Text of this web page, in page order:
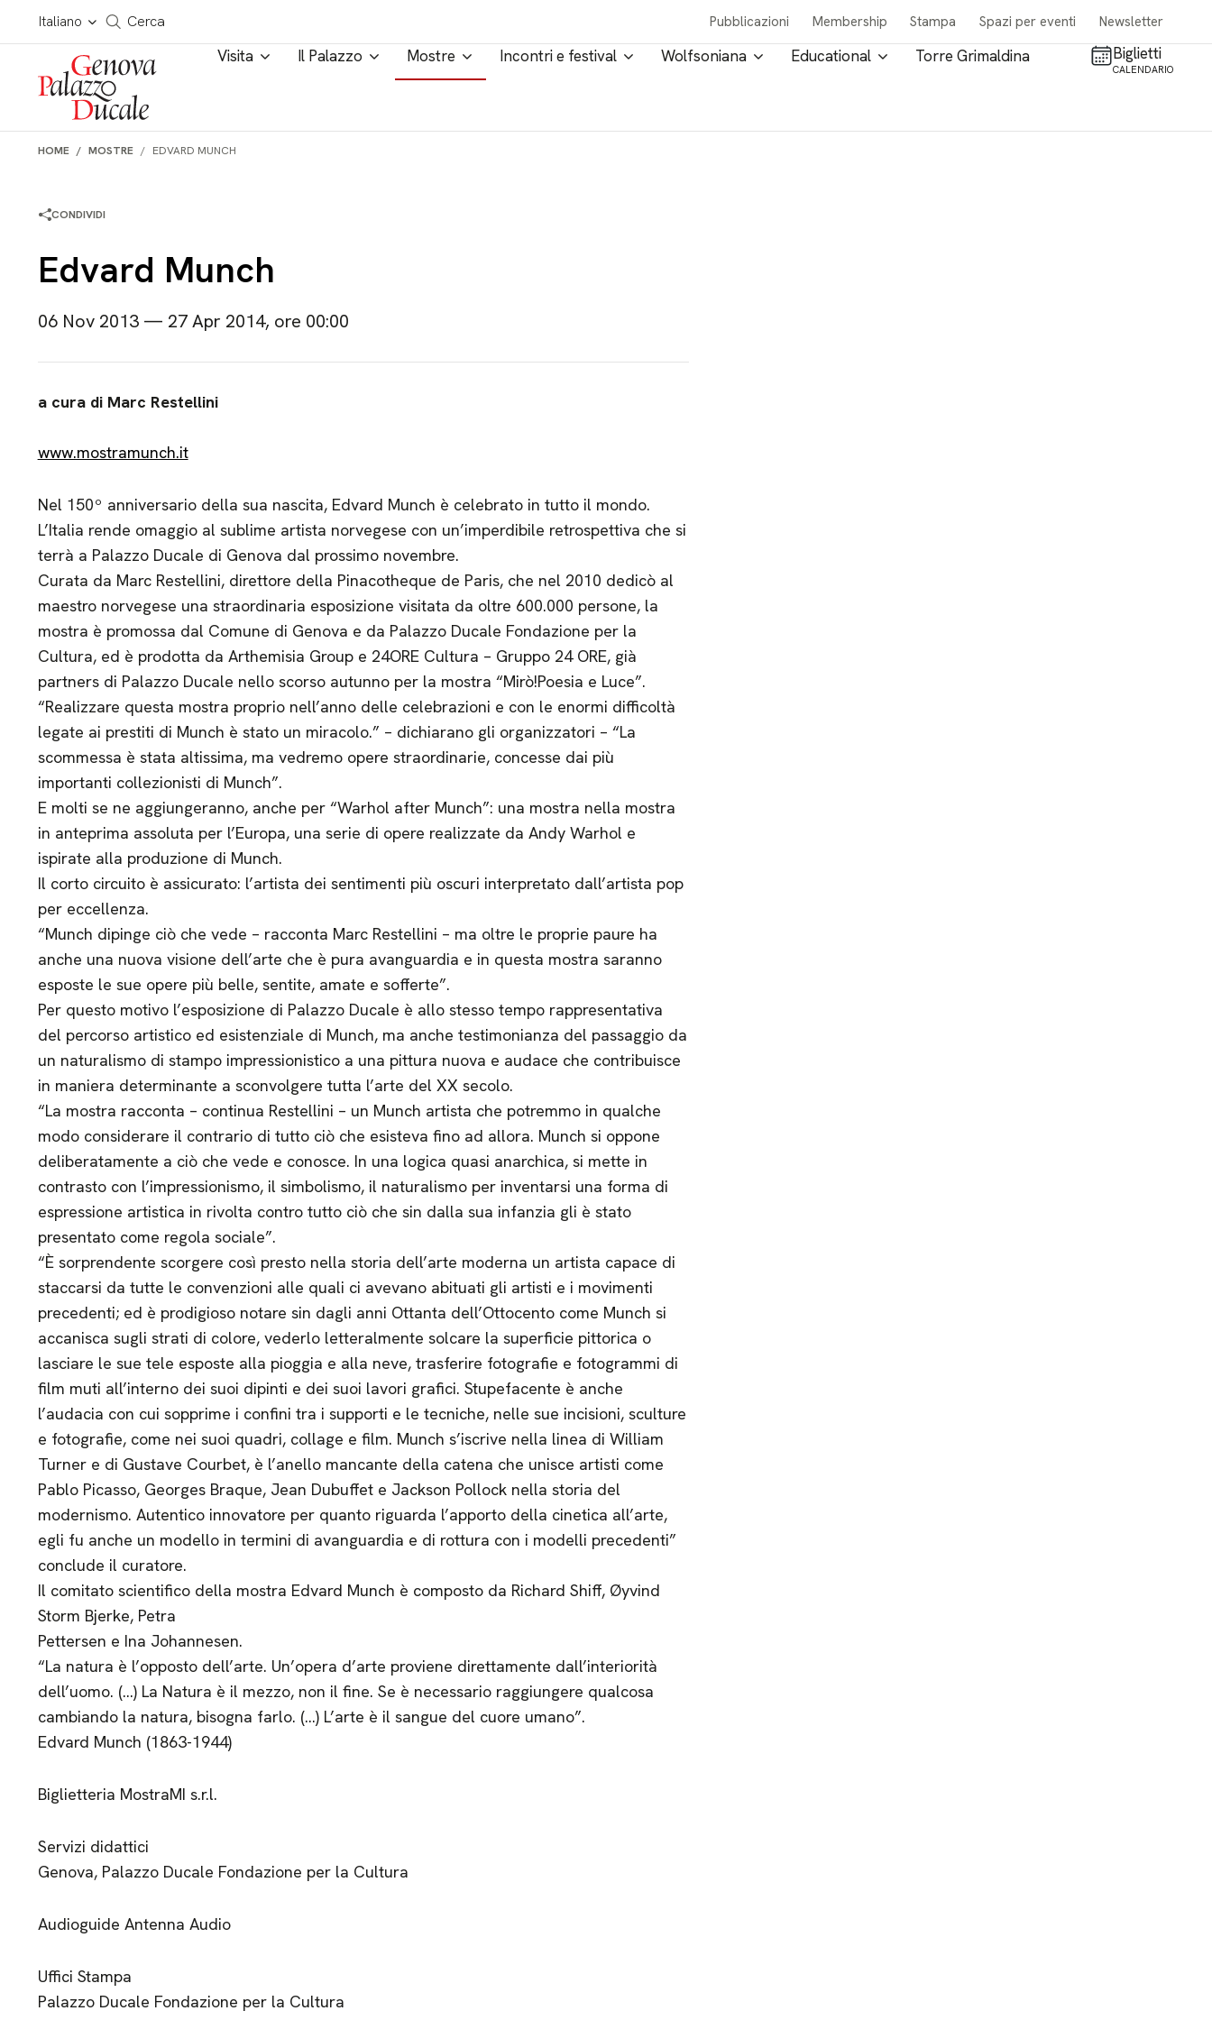
Salta al contenuto
Italiano
Cerca in tutto il sito
Cerca Pubblicazioni Membership Stampa Spazi per eventi Newsletter
Visita Il Palazzo Mostre Incontri e festival Wolfsoniana Educational Torre Grimaldina Biglietti
CALENDARIO
HOME MOSTRE EDVARD MUNCH
CONDIVIDI
Edvard Munch
06 Nov 2013 — 27 Apr 2014, ore 00:00
a cura di Marc Restellini
www.mostramunch.it
Nel 150º anniversario della sua nascita, Edvard Munch è celebrato in tutto il mondo.
L’Italia rende omaggio al sublime artista norvegese con un’imperdibile retrospettiva che si
terrà a Palazzo Ducale di Genova dal prossimo novembre.
Curata da Marc Restellini, direttore della Pinacotheque de Paris, che nel 2010 dedicò al
maestro norvegese una straordinaria esposizione visitata da oltre 600.000 persone, la
mostra è promossa dal Comune di Genova e da Palazzo Ducale Fondazione per la
Cultura, ed è prodotta da Arthemisia Group e 24ORE Cultura – Gruppo 24 ORE, già
partners di Palazzo Ducale nello scorso autunno per la mostra “Mirò!Poesia e Luce”.
“Realizzare questa mostra proprio nell’anno delle celebrazioni e con le enormi difficoltà
legate ai prestiti di Munch è stato un miracolo.” – dichiarano gli organizzatori – “La
scommessa è stata altissima, ma vedremo opere straordinarie, concesse dai più
importanti collezionisti di Munch”.
E molti se ne aggiungeranno, anche per “Warhol after Munch”: una mostra nella mostra
in anteprima assoluta per l’Europa, una serie di opere realizzate da Andy Warhol e
ispirate alla produzione di Munch.
Il corto circuito è assicurato: l’artista dei sentimenti più oscuri interpretato dall’artista pop
per eccellenza.
“Munch dipinge ciò che vede – racconta Marc Restellini – ma oltre le proprie paure ha
anche una nuova visione dell’arte che è pura avanguardia e in questa mostra saranno
esposte le sue opere più belle, sentite, amate e sofferte”.
Per questo motivo l’esposizione di Palazzo Ducale è allo stesso tempo rappresentativa
del percorso artistico ed esistenziale di Munch, ma anche testimonianza del passaggio da
un naturalismo di stampo impressionistico a una pittura nuova e audace che contribuisce
in maniera determinante a sconvolgere tutta l’arte del XX secolo.
“La mostra racconta – continua Restellini – un Munch artista che potremmo in qualche
modo considerare il contrario di tutto ciò che esisteva fino ad allora. Munch si oppone
deliberatamente a ciò che vede e conosce. In una logica quasi anarchica, si mette in
contrasto con l’impressionismo, il simbolismo, il naturalismo per inventarsi una forma di
espressione artistica in rivolta contro tutto ciò che sin dalla sua infanzia gli è stato
presentato come regola sociale”.
“È sorprendente scorgere così presto nella storia dell’arte moderna un artista capace di
staccarsi da tutte le convenzioni alle quali ci avevano abituati gli artisti e i movimenti
precedenti; ed è prodigioso notare sin dagli anni Ottanta dell’Ottocento come Munch si
accanisca sugli strati di colore, vederlo letteralmente solcare la superficie pittorica o
lasciare le sue tele esposte alla pioggia e alla neve, trasferire fotografie e fotogrammi di
film muti all’interno dei suoi dipinti e dei suoi lavori grafici. Stupefacente è anche
l’audacia con cui sopprime i confini tra i supporti e le tecniche, nelle sue incisioni, sculture
e fotografie, come nei suoi quadri, collage e film. Munch s’iscrive nella linea di William
Turner e di Gustave Courbet, è l’anello mancante della catena che unisce artisti come
Pablo Picasso, Georges Braque, Jean Dubuffet e Jackson Pollock nella storia del
modernismo. Autentico innovatore per quanto riguarda l’apporto della cinetica all’arte,
egli fu anche un modello in termini di avanguardia e di rottura con i modelli precedenti”
conclude il curatore.
Il comitato scientifico della mostra Edvard Munch è composto da Richard Shiff, Øyvind
Storm Bjerke, Petra
Pettersen e Ina Johannesen.
“La natura è l’opposto dell’arte. Un’opera d’arte proviene direttamente dall’interiorità
dell’uomo. (…) La Natura è il mezzo, non il fine. Se è necessario raggiungere qualcosa
cambiando la natura, bisogna farlo. (…) L’arte è il sangue del cuore umano”.
Edvard Munch (1863-1944)
Biglietteria MostraMI s.r.l.
Servizi didattici
Genova, Palazzo Ducale Fondazione per la Cultura
Audioguide Antenna Audio
Uffici Stampa
Palazzo Ducale Fondazione per la Cultura